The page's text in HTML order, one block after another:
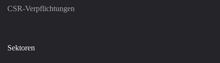
CSR-Verpflichtungen
Sektoren